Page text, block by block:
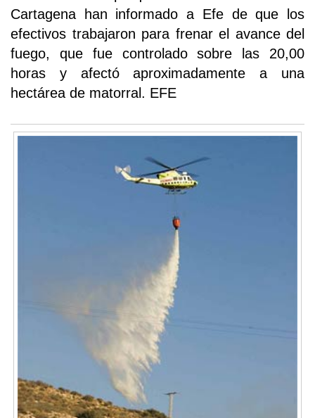
Cartagena han informado a Efe de que los
efectivos trabajaron para frenar el avance del
fuego, que fue controlado sobre las 20,00
horas y afectó aproximadamente a una
hectárea de matorral. EFE